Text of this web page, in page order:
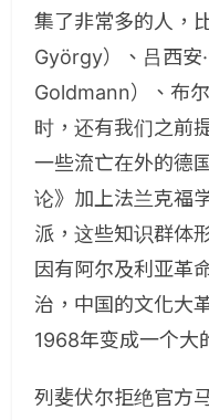
集了非常多的人，
György）、吕西安
Goldmann）、布
时，还有我们之前
一些流亡在外的德
论》加上法兰克福
派，这些知识群体
因有阿尔及利亚革
治，中国的文化大
1968年变成一个大
列斐伏尔拒绝官方